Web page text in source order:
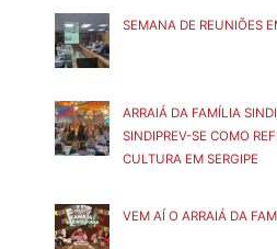
SEMANA DE REUNIÕES
ARRAIÁ DA FAMÍLIA
SINDIPREV-SE COMO
CULTURA EM SERGIPE
VEM AÍ O ARRAIÁ DA